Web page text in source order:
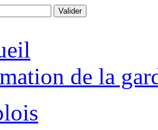
Valider
de la